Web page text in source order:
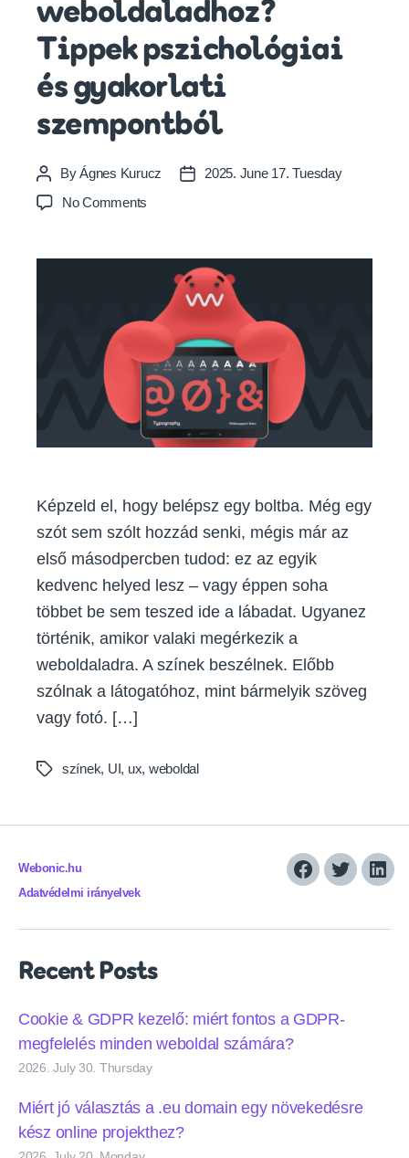
weboldaladhoz?
Tippek pszichológiai
és gyakorlati
szempontból
Post
author
ByÁgnes Kurucz
Post2025. June 17. Tuesday
No Comments
színeket
weboldaladhoz?
Tippek
pszichológiai
és
gyakorlati
szempontból
Képzeld el, hogy belépsz egy boltba. Még egy
szót sem szólt hozzád senki, mégis már az
első másodpercben tudod: ez az egyik
kedvenc helyed lesz – vagy éppen soha
többet be sem teszed ide a lábadat. Ugyanez
történik, amikor valaki megérkezik a
weboldaladra. A színek beszélnek. Előbb
szólnak a látogatóhoz, mint bármelyik szöveg
vagy fotó. […]
Tagsszínek, UI, ux, weboldal
Webonic.hu
Adatvédelmi irányelvek
Facebook
Twitter
Recent Posts
Cookie & GDPR kezelő: miért fontos a GDPR-
megfelelés minden weboldal számára?
2026. July 30. Thursday
Miért jó választás a .eu domain egy növekedésre
kész online projekthez?